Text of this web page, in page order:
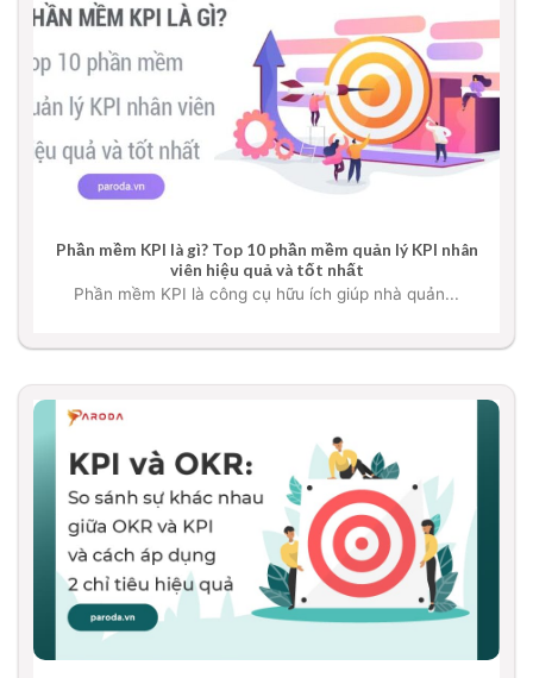
Phần mềm KPI là gì? Top 10 phần mềm quản lý KPI nhân
viên hiệu quả và tốt nhất
Phần mềm KPI là công cụ hữu ích giúp nhà quản...